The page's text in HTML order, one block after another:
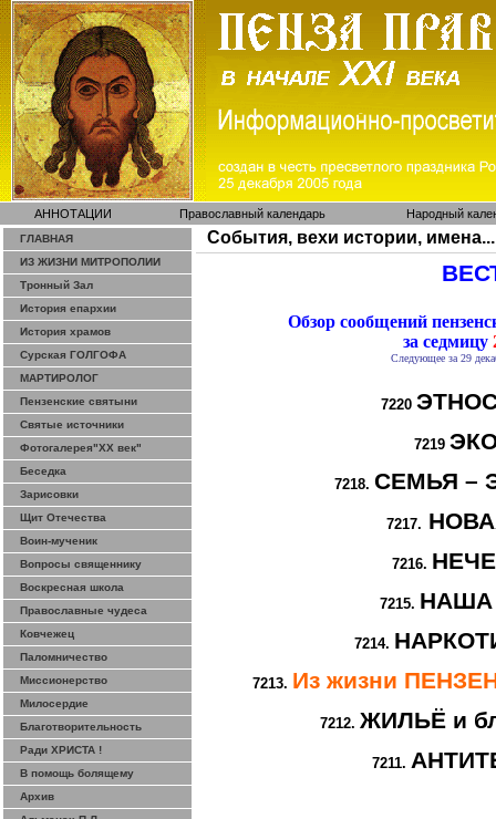
АННОТАЦИИ Православный календарь Народный
ГЛАВНАЯ
ИЗ ЖИЗНИ МИТРОПОЛИИ
Тронный Зал
История епархии
История храмов
Сурская ГОЛГОФА
МАРТИРОЛОГ
Пензенские святыни
Святые источники
Фотогалерея"ХХ век"
Беседка
Зарисовки
Щит Отечества
Воин-мученик
Вопросы священнику
Воскресная школа
Православные чудеса
Ковчежец
Паломничество
Миссионерство
Милосердие
Благотворительность
Ради ХРИСТА !
В помощь болящему
Архив
События, вехи истории, имена...
Обзор сообщений
за седмицу
Следующее за 29
7220
7219
7218. СЕМЬЯ –
7217.
7216.
7215. НАША
7214.
7213. Из жизни
7212. ЖИЛЬЁ и
7211.